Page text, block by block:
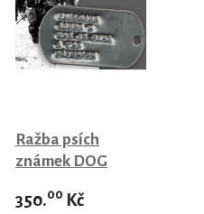
Ražba psích
známek DOG
350.00 Kč